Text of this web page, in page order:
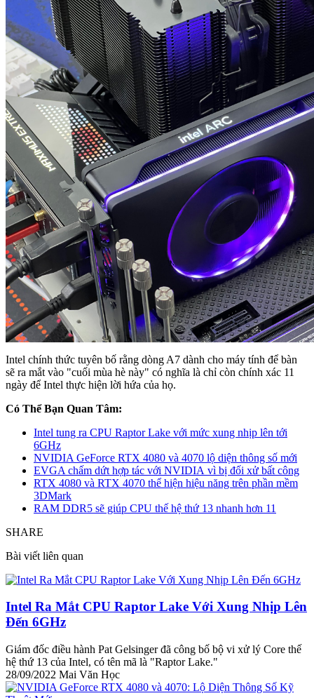
Intel chính thức tuyên bố rằng dòng A7 dành cho máy tính để bàn
sẽ ra mắt vào "cuối mùa hè này" có nghĩa là chỉ còn chính xác 11
ngày để Intel thực hiện lời hứa của họ.
Có Thể Bạn Quan Tâm:
Intel tung ra CPU Raptor Lake với mức xung nhịp lên tới
6GHz
NVIDIA GeForce RTX 4080 và 4070 lộ diện thông số mới
EVGA chấm dứt hợp tác với NVIDIA vì bị đối xử bất công
RTX 4080 và RTX 4070 thể hiện hiệu năng trên phần mềm
3DMark
RAM DDR5 sẽ giúp CPU thế hệ thứ 13 nhanh hơn 11
SHARE
Bài viết liên quan
Intel Ra Mắt CPU Raptor Lake Với Xung Nhịp Lên
Đến 6GHz
Giám đốc điều hành Pat Gelsinger đã công bố bộ vi xử lý Core thế
hệ thứ 13 của Intel, có tên mã là "Raptor Lake."
28/09/2022 Mai Văn Học